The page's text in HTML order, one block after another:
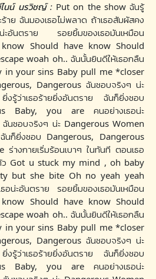
ไนน์ นรวิชญ์ : Put on the show ฉันรู้
าย ฉันมองเธอไม่พลาด ถ้าเธอสัมผัสคง
อันตราย รอยยิ้มของเธอมันเหมือน
Should have know Should
woah oh.. ฉันนั้นยินดีให้เธอกลืน
in your sins Baby pull me *closer
Dangerous ฉันชอบจริงๆ น่ะ
ว่าเธอร้ายยิ่งอันตราย ฉันก็ยิ่งชอบ
Baby, you are คนอย่างเธอน่ะ
นชอบจริงๆ น่ะ Dangerous Women
ฉันก็ยิ่งชอบ Dangerous, Dangerous
างกายเริ่มร้อนเบาๆ ในทันที ตอนเธอ
ว Got u stuck my mind , oh baby
but she bite Oh no yeah yeah
น่ะอันตราย รอยยิ้มของเธอมันเหมือน
Should have know Should
woah oh.. ฉันนั้นยินดีให้เธอกลืน
in your sins Baby pull me *closer
Dangerous ฉันชอบจริงๆ น่ะ
ว่าเธอร้ายยิ่งอันตราย ฉันก็ยิ่งชอบ
Baby, you are คนอย่างเธอน่ะ